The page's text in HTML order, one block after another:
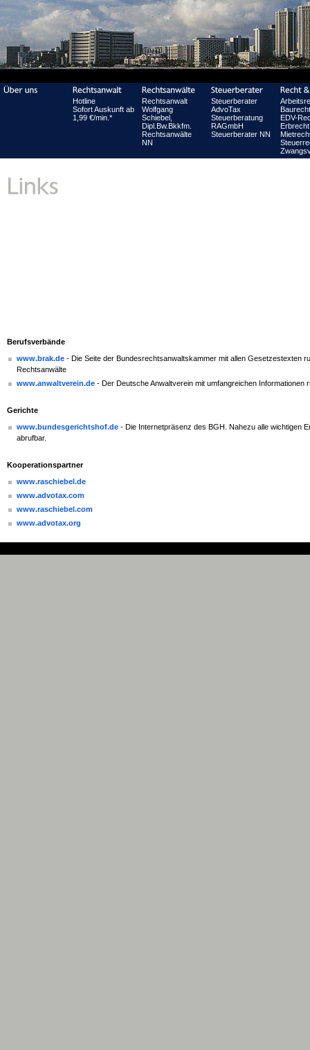
Hotline
Sofort Auskunft ab
1,99 €/min.*
Rechtsanwalt
Wolfgang
Schiebel,
Dipl.Bw.Bkkfm.
Rechtsanwälte
NN
Steuerberater
AdvoTax
Steuerberatung
RAGmbH
Steuerberater NN
Baurecht
EDV-
Erbrecht
Berufsverbände
www.brak.de - Die Seite der Bundesrechtsanwaltskammer mit allen Gesetzestexten
Rechtsanwälte
www.anwaltverein.de - Der Deutsche Anwaltverein mit umfangreichen Informationen
Gerichte
www.bundesgerichtshof.de - Die Internetpräsenz des BGH. Nahezu alle wichtigen
abrufbar.
Kooperationspartner
www.raschiebel.de
www.advotax.com
www.raschiebel.com
www.advotax.org